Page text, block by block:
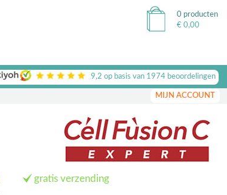
0 producten
€ 0,00
9,2 op basis van 1974beoordelingen
MIJN ACCOUNT
gratis verzending